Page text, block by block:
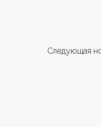
Следующая